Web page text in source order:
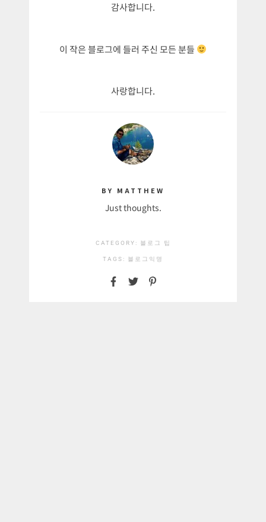
감사합니다.
이 작은 블로그에 들러 주신 모든 분들
사랑합니다.
BY MATTHEW
Just thoughts.
CATEGORY: 블로그 팁
TAGS: 블로그 익명